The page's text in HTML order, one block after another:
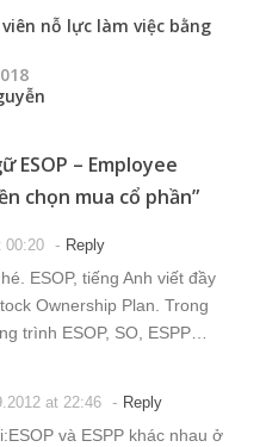
nỗ lực làm việc bằng
ESOP – Employee
chọn mua cổ phần”
00:20 - Reply
ESOP, tiếng Anh viết đầy
Ownership Plan. Trong
trình ESOP, SO, ESPP…
at 22:46 - Reply
và ESPP khác nhau ở